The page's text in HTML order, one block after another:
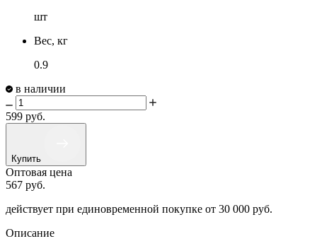
шт
Вес, кг
0.9
в наличии
599 руб.
Купить
Оптовая цена
567 руб.
действует при единовременной покупке от 30 000 руб.
Описание